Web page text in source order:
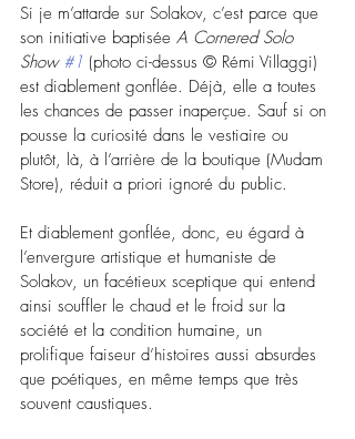
Si je m’attarde sur Solakov, c’est parce que
son initiative baptisée A Cornered Solo
Show #1 (photo ci-dessus © Rémi Villaggi)
est diablement gonflée. Déjà, elle a toutes
les chances de passer inaperçue. Sauf si on
pousse la curiosité dans le vestiaire ou
plutôt, là, à l’arrière de la boutique (Mudam
Store), réduit a priori ignoré du public.
Et diablement gonflée, donc, eu égard à
l’envergure artistique et humaniste de
Solakov, un facétieux sceptique qui entend
ainsi souffler le chaud et le froid sur la
société et la condition humaine, un
prolifique faiseur d’histoires aussi absurdes
que poétiques, en même temps que très
souvent caustiques.